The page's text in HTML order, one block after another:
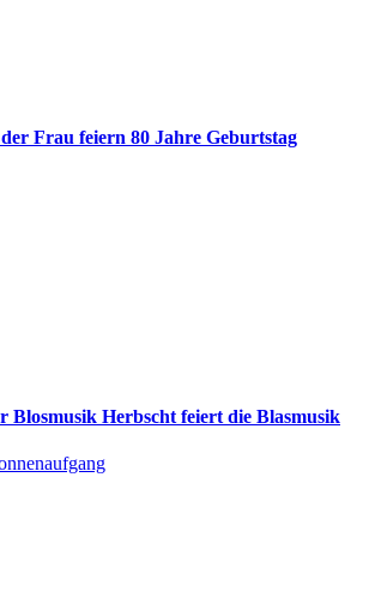
Frau feiern 80 Jahre Geburtstag
Blosmusik Herbscht feiert die Blasmusik